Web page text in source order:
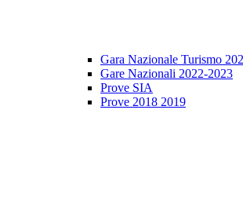
Gara Nazionale Turismo
Gare Nazionali 2022-2023
Prove SIA
Prove 2018 2019